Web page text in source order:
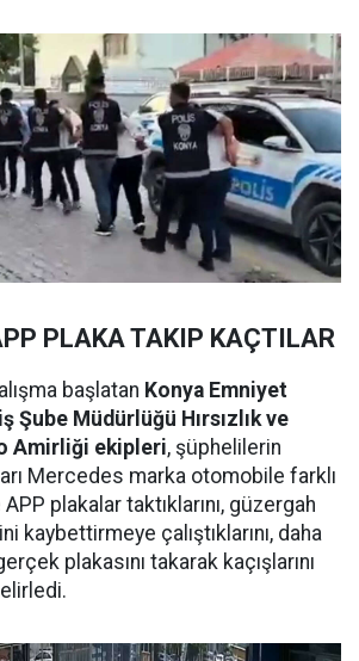
PLAKA TAKIP KAÇTILAR
başlatan Konya Emniyet
Şube Müdürlüğü Hırsızlık ve
Amirliği ekipleri, şüphelilerin
Mercedes marka otomobile farklı
plakalar taktıklarını, güzergah
kaybettirmeye çalıştıklarını, daha
plakasını takarak kaçışlarını